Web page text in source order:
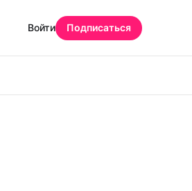
Войти Подписаться